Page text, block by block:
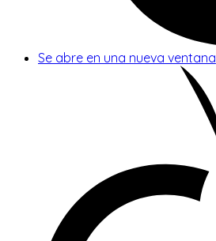
Se abre en una nueva ventana